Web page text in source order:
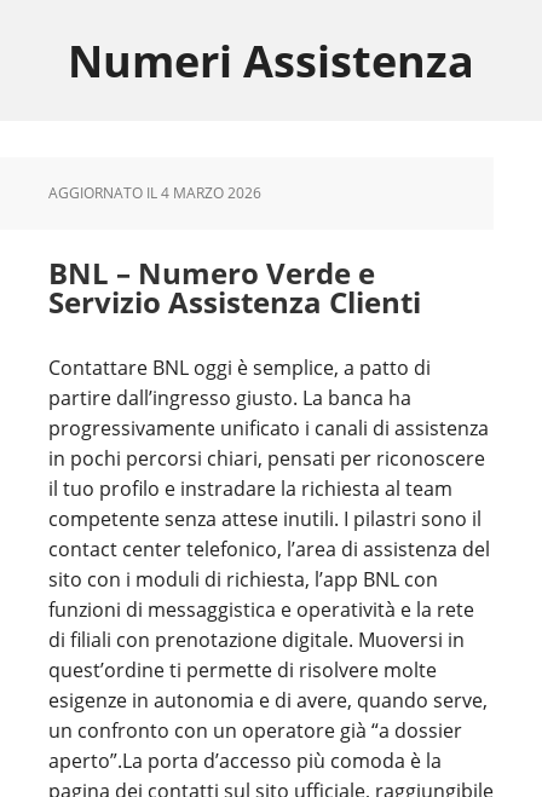
primaryNumeri Assistenza
AGGIORNATO IL4 MARZO 2026
BNL – Numero Verde e
Servizio Assistenza Clienti
Contattare BNL oggi è semplice, a patto di
partire dall’ingresso giusto. La banca ha
progressivamente unificato i canali di assistenza
in pochi percorsi chiari, pensati per riconoscere
il tuo profilo e instradare la richiesta al team
competente senza attese inutili. I pilastri sono il
contact center telefonico, l’area di assistenza del
sito con i moduli di richiesta, l’app BNL con
funzioni di messaggistica e operatività e la rete
di filiali con prenotazione digitale. Muoversi in
quest’ordine ti permette di risolvere molte
esigenze in autonomia e di avere, quando serve,
un confronto con un operatore già “a dossier
aperto”.La porta d’accesso più comoda è la
pagina dei contatti sul sito ufficiale, raggiungibile